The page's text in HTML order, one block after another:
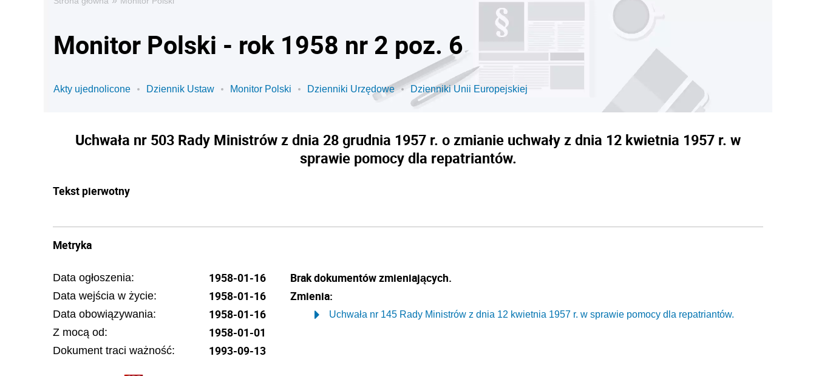
Monitor Polski - rok 1958 nr 2 poz. 6
Akty ujednolicone Dziennik Ustaw Monitor Polski Dzienniki Urzędowe Dzienniki Unii Europejskiej
Uchwała nr 503 Rady Ministrów z dnia 28 grudnia 1957 r. o zmianie uchwały z dnia 12 kwietnia 1957 r. w
sprawie pomocy dla repatriantów.
Tekst pierwotny
Metryka
Data ogłoszenia: 1958-01-16
Data wejścia w życie: 1958-01-16
Data obowiązywania: 1958-01-16
Z mocą od: 1958-01-01
Dokument traci ważność: 1993-09-13
Brak dokumentów zmieniających.
Zmienia:
Uchwała nr 145 Rady Ministrów z dnia 12 kwietnia 1957 r. w sprawie pomocy dla repatriantów.